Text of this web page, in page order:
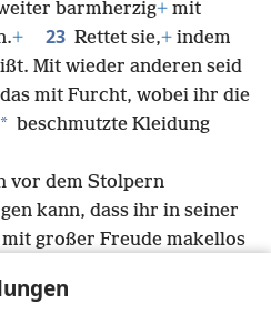
barmherzig+ mit
+ 23 Rettet sie,+ indem
Mit wieder anderen seid
mit Furcht, wobei ihr die
* beschmutzte Kleidung
vor dem Stolpern
kann, dass ihr in seiner
mit großer Freude makellos
Herrn, gebührt